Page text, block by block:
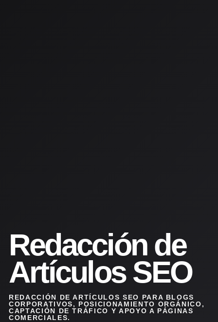
Redacción de
Artículos SEO
REDACCIÓN DE ARTÍCULOS SEO PARA BLOGS
CORPORATIVOS, POSICIONAMIENTO ORGÁNICO,
CAPTACIÓN DE TRÁFICO Y APOYO A PÁGINAS
COMERCIALES.